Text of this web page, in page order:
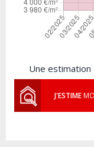
Une
J'ESTIME